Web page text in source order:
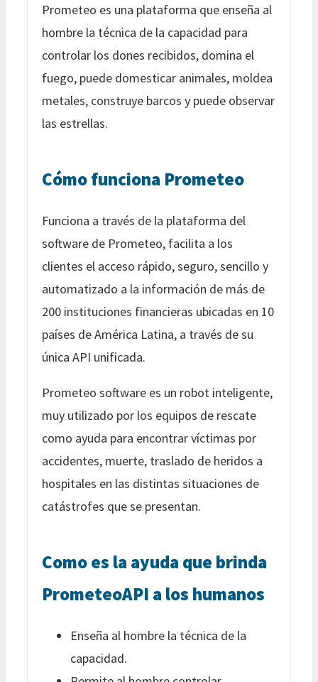
Prometeo es una plataforma que enseña al
hombre la técnica de la capacidad para
controlar los dones recibidos, domina el
fuego, puede domesticar animales, moldea
metales, construye barcos y puede observar
las estrellas.
Cómo funciona Prometeo
Funciona a través de la plataforma del
software de Prometeo, facilita a los
clientes el acceso rápido, seguro, sencillo y
automatizado a la información de más de
200 instituciones financieras ubicadas en 10
países de América Latina, a través de su
única API unificada.
Prometeo software es un robot inteligente,
muy utilizado por los equipos de rescate
como ayuda para encontrar víctimas por
accidentes, muerte, traslado de heridos a
hospitales en las distintas situaciones de
catástrofes que se presentan.
Como es la ayuda que brinda
PrometeoAPI a los humanos
Enseña al hombre la técnica de la
capacidad.